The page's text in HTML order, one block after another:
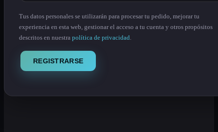
Tus datos personales se utilizarán para procesar tu pedido, mejorar tu
experiencia en esta web, gestionar el acceso a tu cuenta y otros propósitos
descritos en nuestra política de privacidad
REGISTRARSE